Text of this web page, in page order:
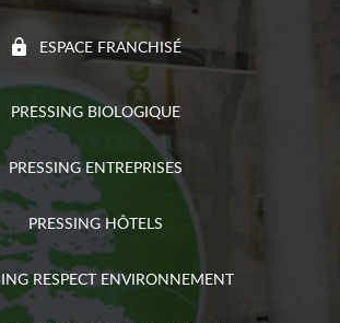
ESPACE FRANCHISÉ
PRESSING BIOLOGIQUE
PRESSING ENTREPRISES
PRESSING HÔTELS
RESPECT ENVIRONNEMENT